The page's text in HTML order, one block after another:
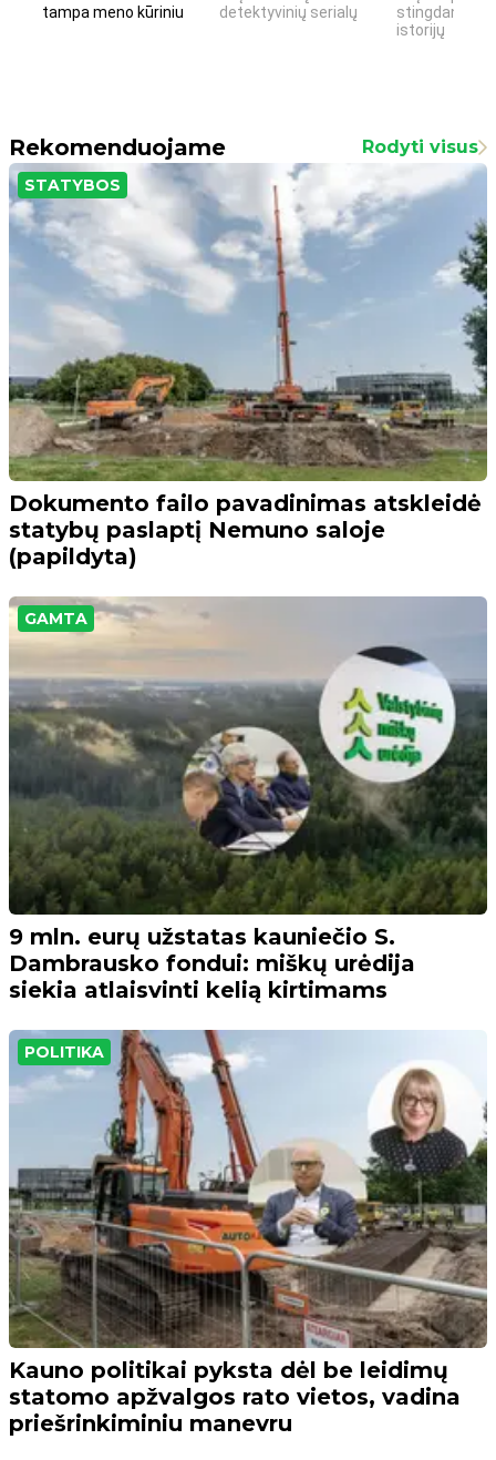
tampa meno kūriniu
detektyvinių serialų
stingdančių
istorijų
Rekomenduojame Rodyti visus
STATYBOS
Dokumento failo pavadinimas atskleidė
statybų paslaptį Nemuno saloje
(papildyta)
GAMTA
9 mln. eurų užstatas kauniečio S.
Dambrausko fondui: miškų urėdija
siekia atlaisvinti kelią kirtimams
POLITIKA
Kauno politikai pyksta dėl be leidimų
statomo apžvalgos rato vietos, vadina
priešrinkiminiu manevru